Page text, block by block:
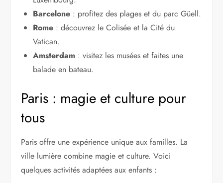
Barcelone : profitez des plages et du parc Güell.
Rome : découvrez le Colisée et la Cité du
Vatican.
Amsterdam : visitez les musées et faites une
balade en bateau.
Paris : magie et culture pour
tous
Paris offre une expérience unique aux familles. La
ville lumière combine magie et culture. Voici
quelques activités adaptées aux enfants :